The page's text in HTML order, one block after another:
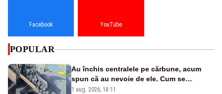
Facebook YouTube
POPULAR
Au închis centralele pe cărbune, acum
spun că au nevoie de ele. Cum se
pasează vina în plină criză energetică
1 aug. 2026, 18:11